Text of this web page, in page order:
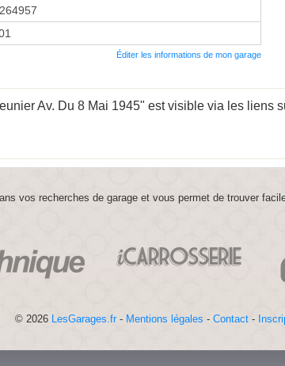
Éditer les informations de mon garage
Av. Du 8 Mai 1945" est visible via les liens
vos recherches de garage et vous permet de trouver
© 2026 LesGarages.fr - Mentions légales - Contact -